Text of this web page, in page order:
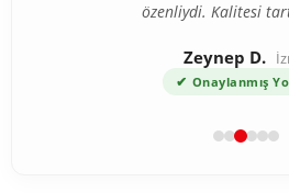
özenliydi. Kalitesi
Zeynep D.
✔ Onaylanmış